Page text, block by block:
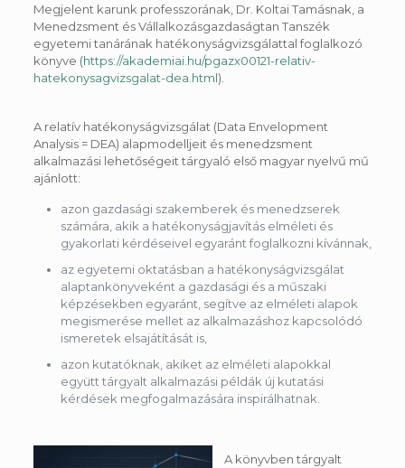
Megjelent karunk professzorának, Dr. Koltai Tamásnak, a
Menedzsment és Vállalkozásgazdaságtan Tanszék
egyetemi tanárának hatékonyságvizsgálattal foglalkozó
könyve (https://akademiai.hu/pgazx00121-relativ-
hatekonysagvizsgalat-dea.html).
A relatív hatékonyságvizsgálat (Data Envelopment
Analysis = DEA) alapmodelljeit és menedzsment
alkalmazási lehetőségeit tárgyaló első magyar nyelvű mű
ajánlott:
azon gazdasági szakemberek és menedzserek
számára, akik a hatékonyságjavítás elméleti és
gyakorlati kérdéseivel egyaránt foglalkozni kívánnak,
az egyetemi oktatásban a hatékonyságvizsgálat
alaptankönyveként a gazdasági és a műszaki
képzésekben egyaránt, segítve az elméleti alapok
megismerése mellet az alkalmazáshoz kapcsolódó
ismeretek elsajátítását is,
azon kutatóknak, akiket az elméleti alapokkal
együtt tárgyalt alkalmazási példák új kutatási
kérdések megfogalmazására inspirálhatnak.
A könyvben tárgyalt